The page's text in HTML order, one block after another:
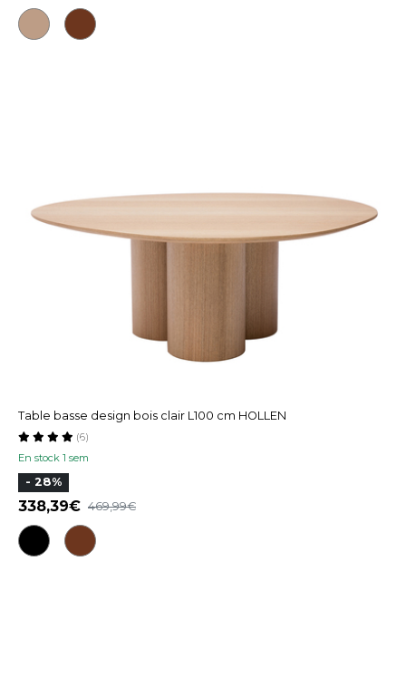
Table basse design bois clair L100 cm HOLLEN
En stock 1 sem
(6)
- 28%
338,39 469,99